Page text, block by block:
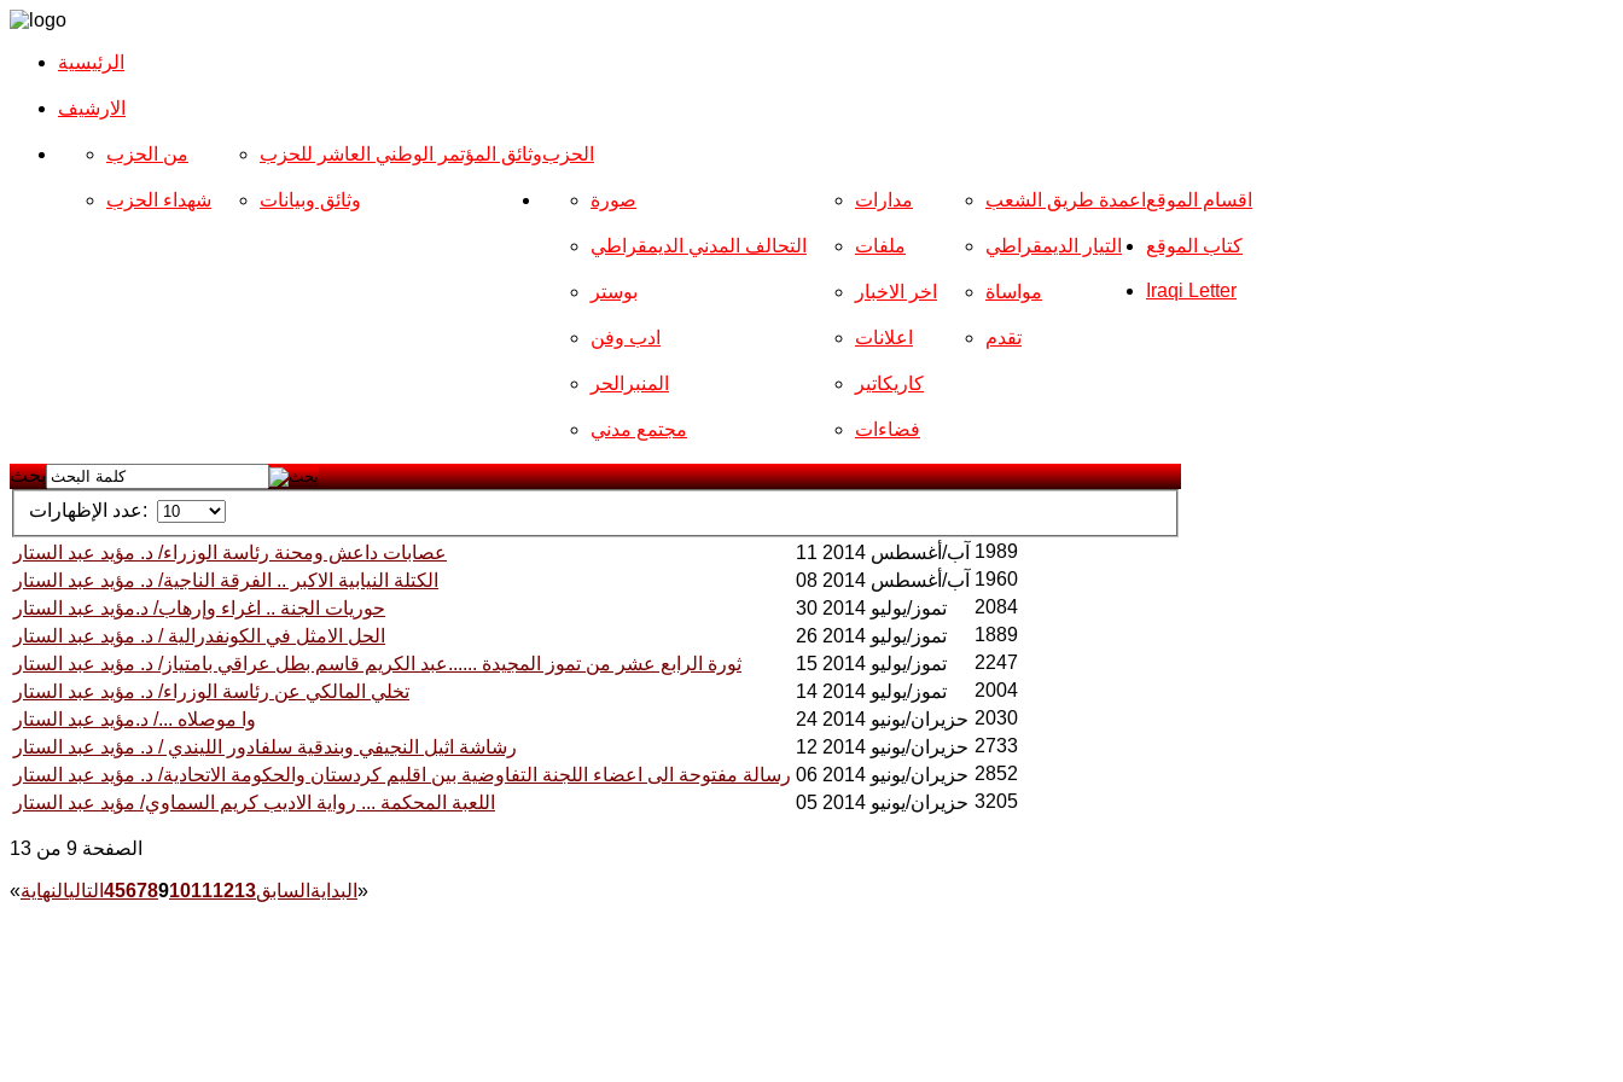
الرئيسية
الارشیف
الحزب من الحزب
شهداء الحزب
وثائق المؤتمر الوطني العاشر للحزب
وثائق وبيانات اقسام الموقع صورة
التحالف المدني الديمقراطي
بوستر
ادب وفن
المنبرالحر
مجتمع مدني
مدارات
ملفات
اخر الاخبار
اعلانات
كاريكاتير
فضاءات
اعمدة طريق الشعب
التيار الديمقراطي
مواساة
تقدم
كتاب الموقع
Iraqi Letter
بحث
عدد الإظهارات:
عصابات داعش ومحنة رئاسة الوزراء/ د. مؤيد عبد الستار 11 آب/أغسطس 2014 1989
الكتلة النيابية الاكبر .. الفرقة الناجية/ د. مؤيد عبد الستار
08 آب/أغسطس 2014 1960
حوريات الجنة .. اغراء وإرهاب/ د.مؤيد عبد الستار
30 تموز/يوليو 2014
2084
الحل الامثل في الكونفدرالية / د. مؤيد عبد الستار
26 تموز/يوليو 2014
1889
ثورة الرابع عشر من تموز المجيدة ......عبد الكريم قاسم بطل عراقي بامتياز/ د. مؤيد عبد الستار
15 تموز/يوليو 2014
2247
تخلي المالكي عن رئاسة الوزراء/ د. مؤيد عبد الستار
14 تموز/يوليو 2014
2004
وا موصلاه .../ د.مؤيد عبد الستار
24 حزيران/يونيو 2014 2030
رشاشة اثيل النجيفي وبندقية سلفادور الليندي / د. مؤيد عبد الستار
12 حزيران/يونيو 2014 2733
رسالة مفتوحة الى اعضاء اللجنة التفاوضية بين اقليم كردستان والحكومة الاتحادية/ د. مؤيد عبد الستار
06 حزيران/يونيو 2014 2852
اللعبة المحكمة ... رواية الاديب كريم السماوي/ مؤيد عبد الستار
05 حزيران/يونيو 2014 3205
الصفحة 9 من 13
« البداية السابق 45678910111213 التاليالنهاية »